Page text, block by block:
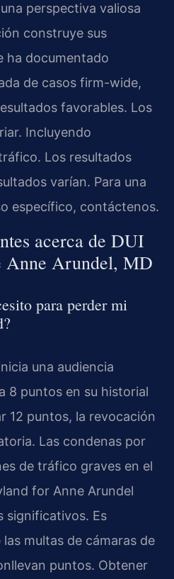
perspectiva valiosa
construye sus
ha documentado
de casos firm-wide,
favorables. Los
Incluyendo
Los resultados
varían. Para una
específico, contáctenos.
acerca de DUI
Anne Arundel, MD
para perder mi
una audiencia
8 puntos en su historial
12 puntos, la revocación
Las condenas por
de tráfico graves en el
for Anne Arundel
significativos. Es
multas de cámaras de
puntos. Obtener